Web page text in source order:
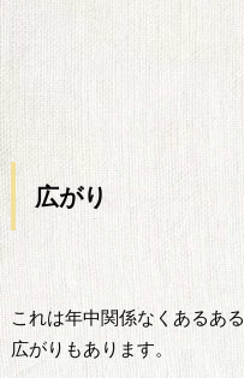
広がり
これは年中関係なくあるあ
広がりもあります。